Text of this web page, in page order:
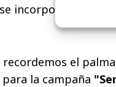
incorpora
el
la campaña